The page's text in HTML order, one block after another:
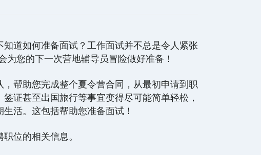
知道如何准备面试？工作面试并不总是令人紧张
为您的下一次营地辅导员冒险做好准备！
帮助您完成整个夏令营合同，从最初申请到职
签证甚至出国旅行等事宜变得尽可能简单轻松，
活。这包括帮助您准备面试！
位的相关信息。